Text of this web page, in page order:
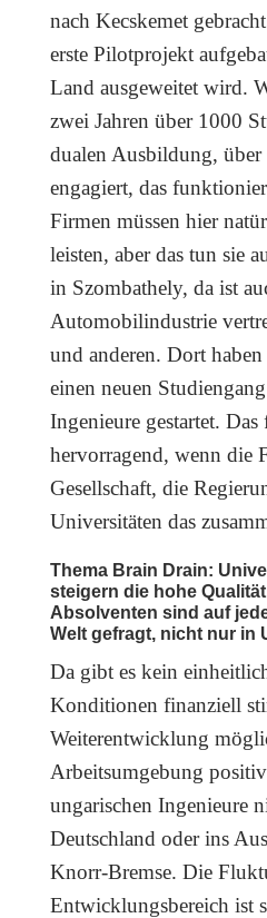
nach Kecskemet
erste Pilotprojekt
Land ausgeweitet wird.
zwei Jahren über 1000
dualen Ausbildung,
engagiert, das
Firmen müssen hier
leisten, aber das tun sie
in Szombathely, da ist
Automobilindustrie
und anderen. Dort
einen neuen
Ingenieure gestartet.
hervorragend, wenn die
Gesellschaft, die
Universitäten das
Thema Brain Drain:
steigern die hohe
Absolventen sind auf
Welt gefragt, nicht nur in
Da gibt es kein
Konditionen finanziell
Weiterentwicklung
Arbeitsumgebung
ungarischen Ingenieure
Deutschland oder ins
Knorr-Bremse. Die
Entwicklungsbereich ist